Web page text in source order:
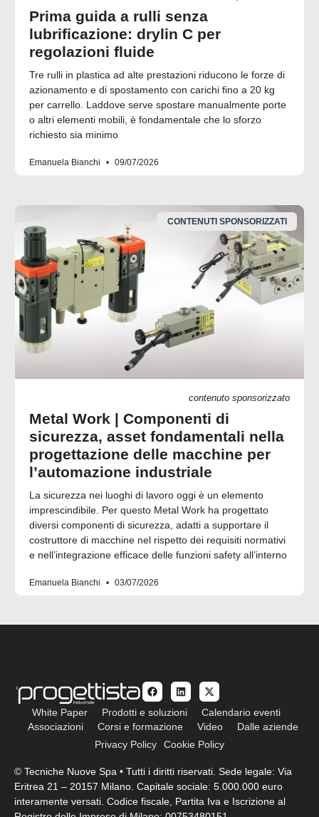
Prima guida a rulli senza
lubrificazione: drylin C per
regolazioni fluide
Tre rulli in plastica ad alte prestazioni riducono le forze di
azionamento e di spostamento con carichi fino a 20 kg
per carrello. Laddove serve spostare manualmente porte
o altri elementi mobili, è fondamentale che lo sforzo
richiesto sia minimo
Emanuela Bianchi 09/07/2026
CONTENUTI SPONSORIZZATI
contenuto sponsorizzato
Metal Work | Componenti di
sicurezza, asset fondamentali nella
progettazione delle macchine per
l’automazione industriale
La sicurezza nei luoghi di lavoro oggi è un elemento
imprescindibile. Per questo Metal Work ha progettato
diversi componenti di sicurezza, adatti a supportare il
costruttore di macchine nel rispetto dei requisiti normativi
e nell’integrazione efficace delle funzioni safety all’interno
Emanuela Bianchi 03/07/2026
White Paper Prodotti e soluzioni
Calendario eventi
Associazioni
Corsi e formazione Video
Dalle aziende
Privacy Policy
Cookie Policy
© Tecniche Nuove Spa • Tutti i diritti riservati. Sede legale: Via
Eritrea 21 – 20157 Milano. Capitale sociale: 5.000.000 euro
interamente versati. Codice fiscale, Partita Iva e Iscrizione al